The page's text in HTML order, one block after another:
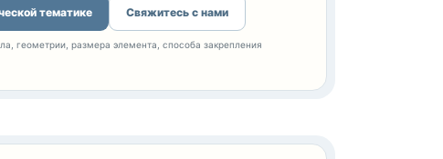
тематике Свяжитесь с нами
геометрии, размера элемента, способа закрепления